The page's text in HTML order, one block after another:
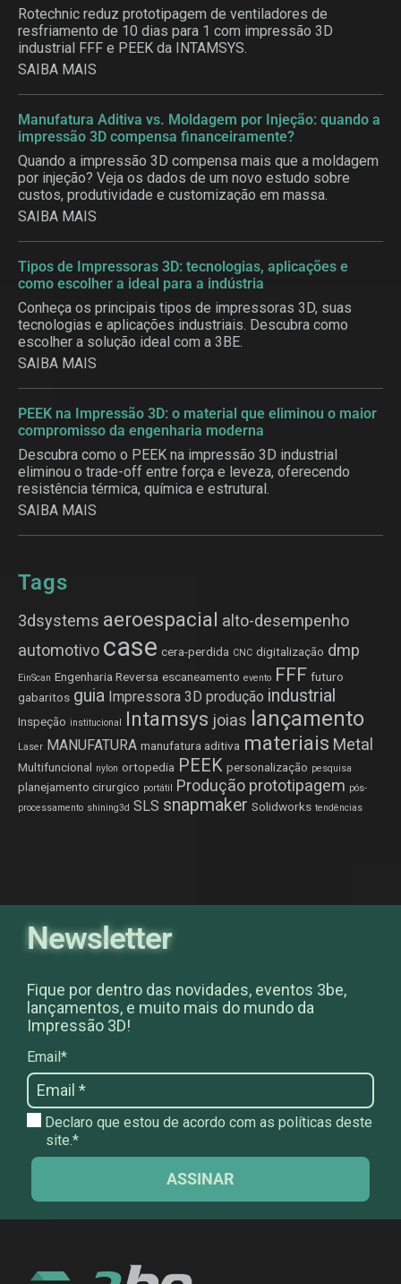
Rotechnic reduz prototipagem de ventiladores de
resfriamento de 10 dias para 1 com impressão 3D
industrial FFF e PEEK da INTAMSYS.
SAIBA MAIS
Manufatura Aditiva vs. Moldagem por Injeção: quando a
impressão 3D compensa financeiramente?
Quando a impressão 3D compensa mais que a moldagem
por injeção? Veja os dados de um novo estudo sobre
custos, produtividade e customização em massa.
SAIBA MAIS
Tipos de Impressoras 3D: tecnologias, aplicações e
como escolher a ideal para a indústria
Conheça os principais tipos de impressoras 3D, suas
tecnologias e aplicações industriais. Descubra como
escolher a solução ideal com a 3BE.
SAIBA MAIS
PEEK na Impressão 3D: o material que eliminou o maior
compromisso da engenharia moderna
Descubra como o PEEK na impressão 3D industrial
eliminou o trade-off entre força e leveza, oferecendo
resistência térmica, química e estrutural.
SAIBA MAIS
Tags
3dsystems aeroespacial alto-desempenho
automotivo case cera-perdida CNC digitalização dmp
EinScan Engenharia Reversa escaneamento evento FFF futuro
gabaritos guia Impressora 3D produção industrial
Inspeção institucional Intamsys joias lançamento
Laser MANUFATURA manufatura aditiva materiais Metal
Multifuncional nylon ortopedia PEEK personalização pesquisa
planejamento cirurgico portátil Produção prototipagem pós-
processamento shining3d SLS snapmaker Solidworks tendências
Newsletter
Fique por dentro das novidades, eventos 3be,
lançamentos, e muito mais do mundo da
Impressão 3D!
Email*
Declaro que estou de acordo com as políticas deste
site.*
ASSINAR